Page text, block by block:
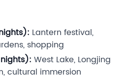
Lantern festival,
shopping
West Lake, Longjing
cultural immersion